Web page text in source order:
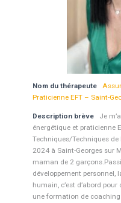
Nom du thérapeute
Praticienne EFT – Saint-
Description brève
Je
énergétique et praticienne
Techniques/Techniques
2024 à Saint-Georges sur
maman de 2
développement personnel,
humain, c’est d’abord
une formation de